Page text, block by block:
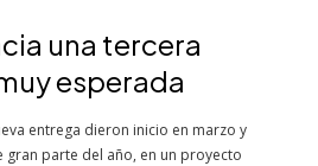
una tercera
esperada
entrega dieron inicio en marzo y
gran parte del año, en un proyecto